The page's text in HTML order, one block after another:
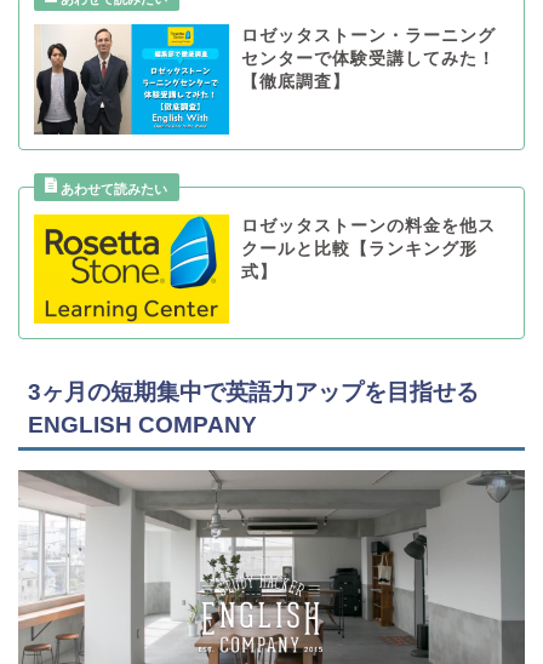
ロゼッタストーン・ラーニング
センターで体験受講してみた！
【徹底調査】
ロゼッタストーンの料金を他ス
クールと比較【ランキング形
式】
3ヶ月の短期集中で英語力アップを目指せる
ENGLISH COMPANY